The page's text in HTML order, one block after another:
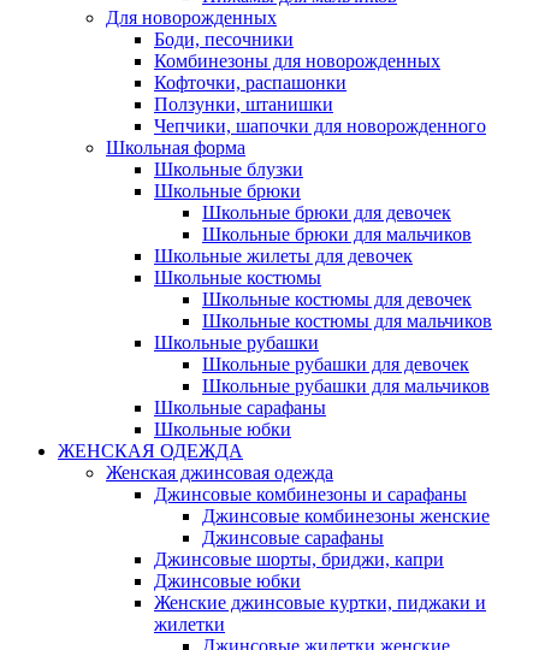
Для новорожденных
Боди, песочники
Комбинезоны для новорожденных
Кофточки, распашонки
Ползунки, штанишки
Чепчики, шапочки для новорожденного
Школьная форма
Школьные блузки
Школьные брюки
Школьные брюки для девочек
Школьные брюки для мальчиков
Школьные жилеты для девочек
Школьные костюмы
Школьные костюмы для девочек
Школьные костюмы для мальчиков
Школьные рубашки
Школьные рубашки для девочек
Школьные рубашки для мальчиков
Школьные сарафаны
Школьные юбки
ЖЕНСКАЯ ОДЕЖДА
Женская джинсовая одежда
Джинсовые комбинезоны и сарафаны
Джинсовые комбинезоны женские
Джинсовые сарафаны
Джинсовые шорты, бриджи, капри
Джинсовые юбки
Женские джинсовые куртки, пиджаки и
жилетки
Джинсовые жилетки женские